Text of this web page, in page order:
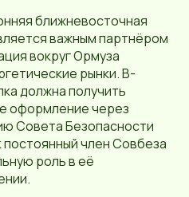
ближневосточная
важным партнёром
вокруг Ормуза
рынки. В-
должна получить
оформление через
Совета Безопасности
постоянный член Совбеза
роль в её